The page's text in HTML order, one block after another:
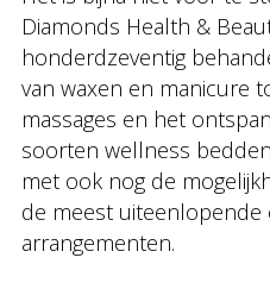
Diamonds Health &
honderdzeventig
van waxen en manicure
massages en het
soorten wellness
met ook nog de
de meest uiteenlopende
arrangementen.